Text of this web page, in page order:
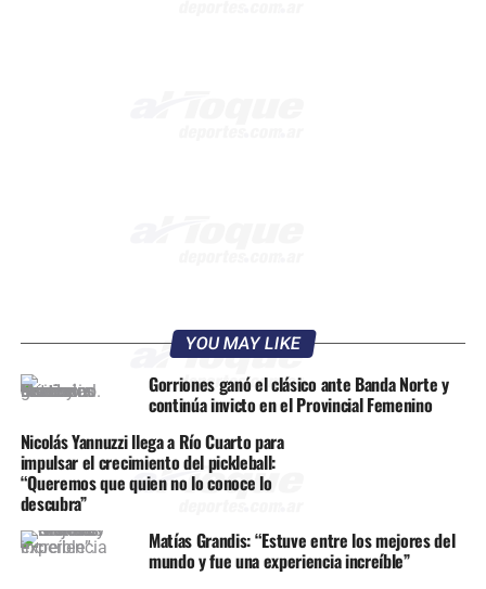
YOU MAY LIKE
Gorriones ganó el clásico ante Banda Norte y
continúa invicto en el Provincial Femenino
Nicolás Yannuzzi llega a Río Cuarto para
impulsar el crecimiento del pickleball:
“Queremos que quien no lo conoce lo
descubra”
Matías Grandis: “Estuve entre los mejores del
mundo y fue una experiencia increíble”